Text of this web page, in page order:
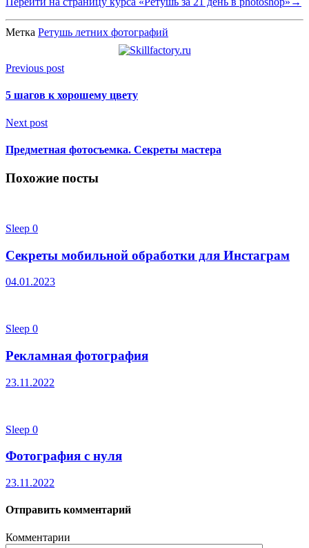
Метка Ретушь летних фотографий
Previous post
5 шагов к хорошему цвету
Next post
Предметная фотосъемка. Секреты мастера
Похожие посты
Sleep 0
Секреты мобильной обработки для Инстаграм
04.01.2023
Sleep 0
Рекламная фотография
23.11.2022
Sleep 0
Фотография с нуля
23.11.2022
Отправить комментарий
Комментарии